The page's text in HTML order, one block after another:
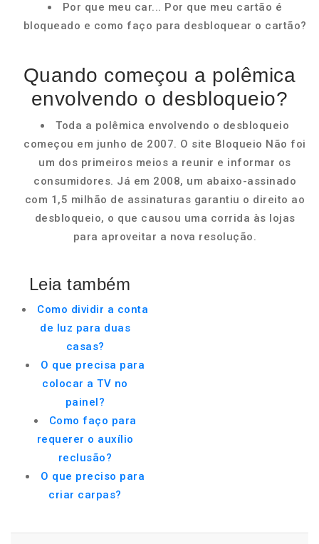
Por que meu car... Por que meu cartão é
bloqueado e como faço para desbloquear o cartão?
Quando começou a polêmica
envolvendo o desbloqueio?
Toda a polêmica envolvendo o desbloqueio
começou em junho de 2007. O site Bloqueio Não foi
um dos primeiros meios a reunir e informar os
consumidores. Já em 2008, um abaixo-assinado
com 1,5 milhão de assinaturas garantiu o direito ao
desbloqueio, o que causou uma corrida às lojas
para aproveitar a nova resolução.
Leia também
Como dividir a conta
de luz para duas
casas?
O que precisa para
colocar a TV no
painel?
Como faço para
requerer o auxílio
reclusão?
O que preciso para
criar carpas?